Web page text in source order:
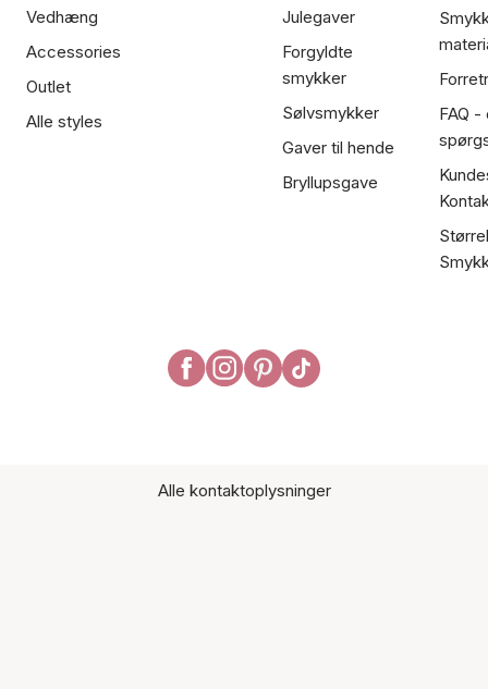
Vedhæng
Accessories
Outlet
Alle styles
Julegaver
Forgyldte
smykker
Sølvsmykker
Gaver til hende
Bryllupsgave
FAQ
Alle kontaktoplysninger